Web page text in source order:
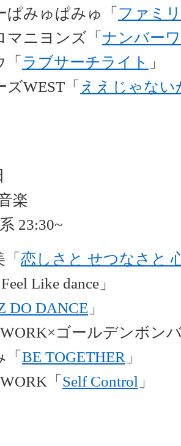
ぱみゅぱみゅ「 ファミ
マニヨンズ「 ナンバー
ラブサーチライト 」
WEST「 ええじゃない
楽
23:30~
恋しさと せつなさと
Like dance」
DO DANCE 」
ゴールデンボン
BE TOGETHER 」
「 Self Control 」